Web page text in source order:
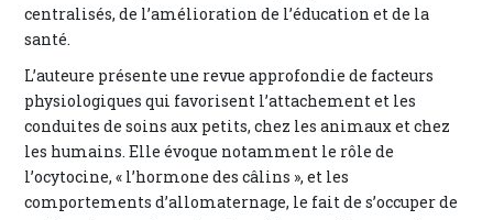
centralisés, de l’amélioration de l’éducation et de la
santé.
L’auteure présente une revue approfondie de facteurs
physiologiques qui favorisent l’attachement et les
conduites de soins aux petits, chez les animaux et chez
les humains. Elle évoque notamment le rôle de
l’ocytocine, « l’hormone des câlins », et les
comportements d’allomaternage, le fait de s’occuper de